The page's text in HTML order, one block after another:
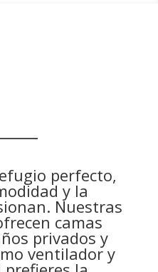
perfecto,
y la
Nuestras
camas
privados y
ventilador y